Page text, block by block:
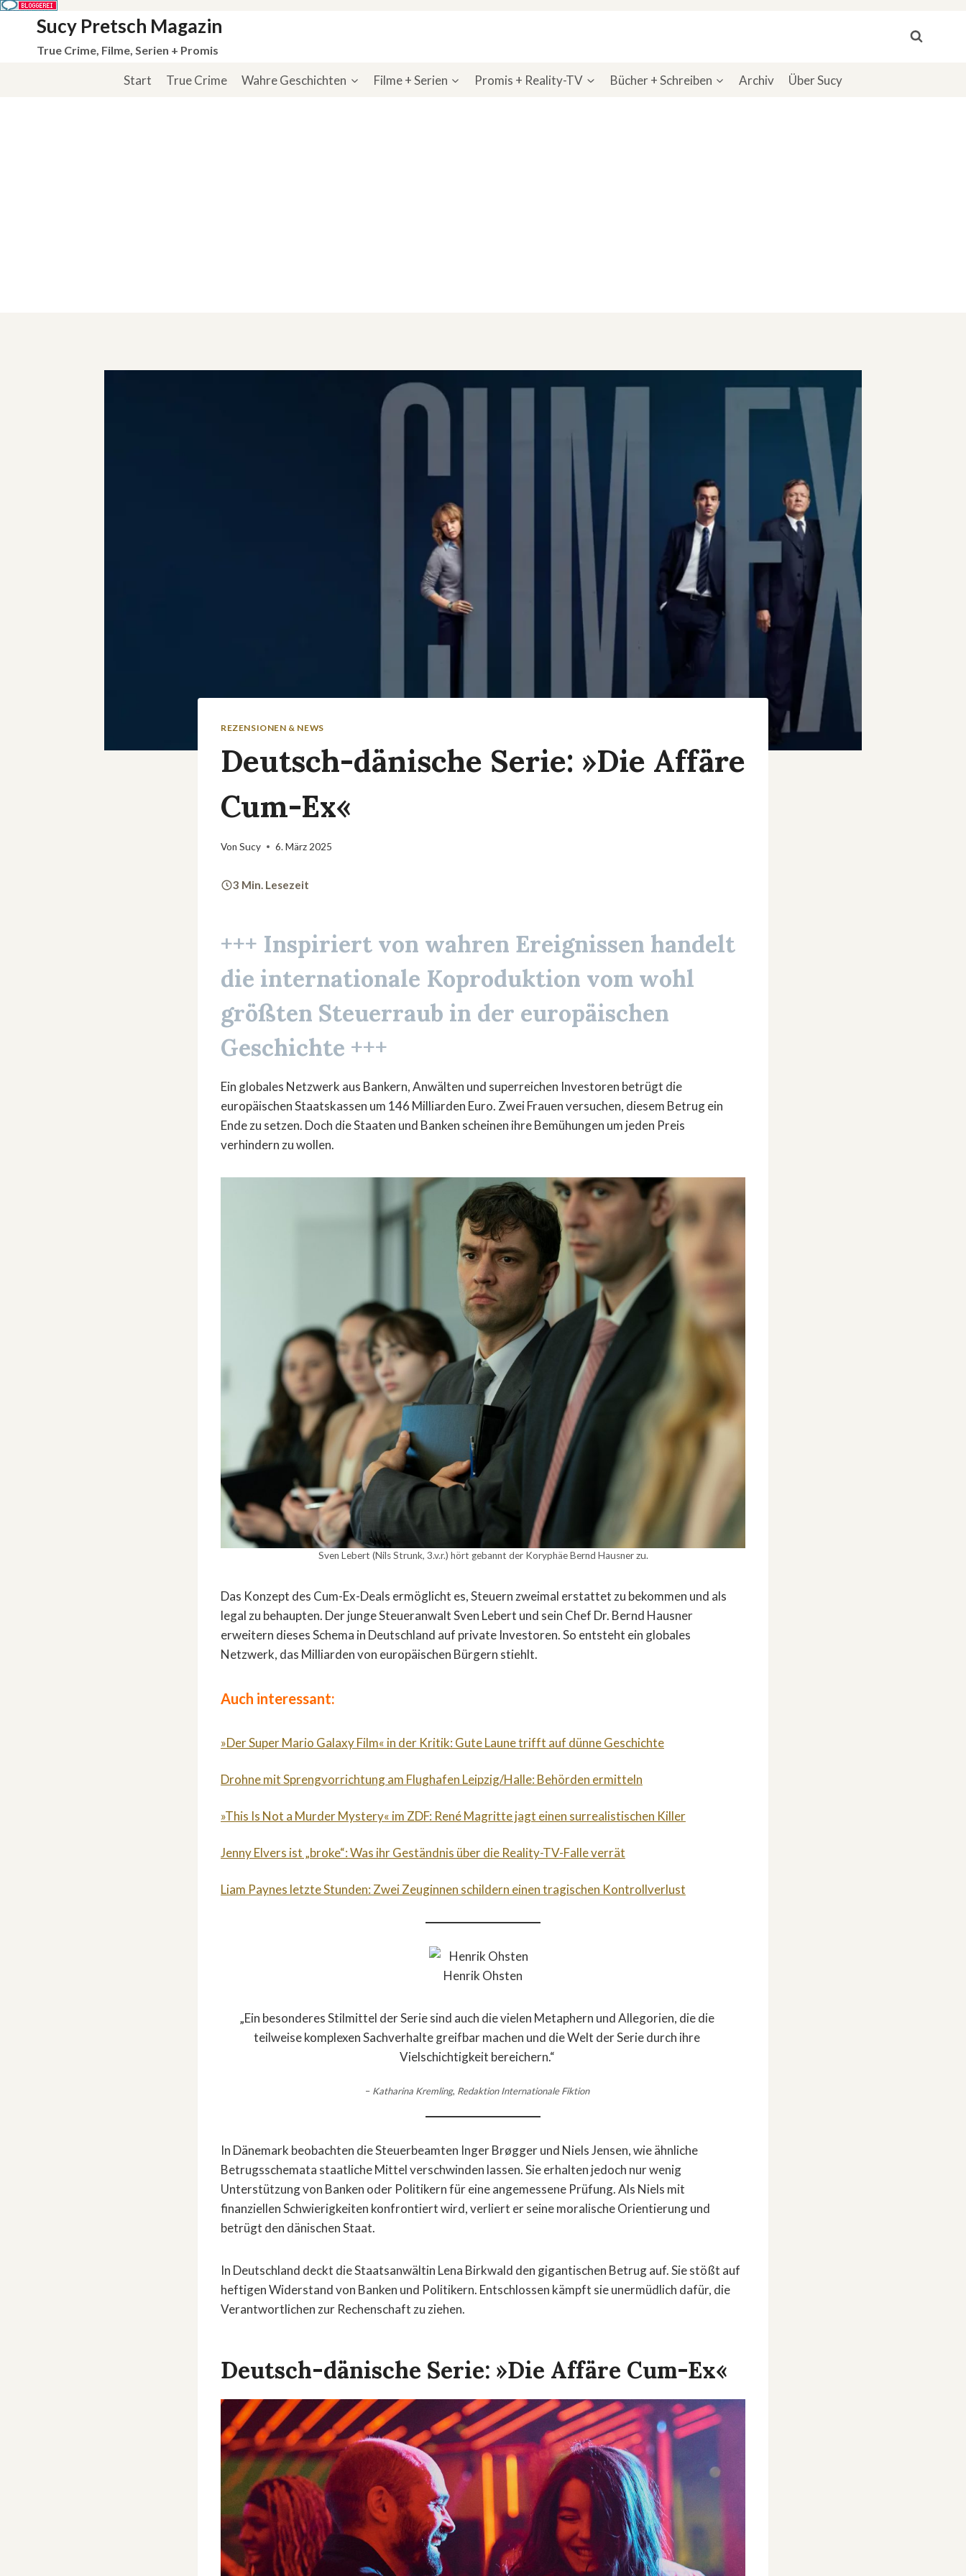
springen
Sucy Pretsch Magazin
True Crime, Filme, Serien + Promis
Start True Crime Wahre Geschichten Filme + Serien Promis + Reality-TV Bücher + Schreiben Archiv Über Sucy
REZENSIONEN & NEWS
Deutsch-dänische Serie: »Die Affäre
Cum-Ex«
Von Sucy 6. März 2025
3 Min. Lesezeit
+++ Inspiriert von wahren Ereignissen handelt
die internationale Koproduktion vom wohl
größten Steuerraub in der europäischen
Geschichte +++
Ein globales Netzwerk aus Bankern, Anwälten und superreichen Investoren betrügt die
europäischen Staatskassen um 146 Milliarden Euro. Zwei Frauen versuchen, diesem Betrug ein
Ende zu setzen. Doch die Staaten und Banken scheinen ihre Bemühungen um jeden Preis
verhindern zu wollen.
Sven Lebert (Nils Strunk, 3.v.r.) hört gebannt der Koryphäe Bernd Hausner zu.
Das Konzept des Cum-Ex-Deals ermöglicht es, Steuern zweimal erstattet zu bekommen und als
legal zu behaupten. Der junge Steueranwalt Sven Lebert und sein Chef Dr. Bernd Hausner
erweitern dieses Schema in Deutschland auf private Investoren. So entsteht ein globales
Netzwerk, das Milliarden von europäischen Bürgern stiehlt.
Auch interessant:
»Der Super Mario Galaxy Film« in der Kritik: Gute Laune trifft auf dünne Geschichte
Drohne mit Sprengvorrichtung am Flughafen Leipzig/Halle: Behörden ermitteln
»This Is Not a Murder Mystery« im ZDF: René Magritte jagt einen surrealistischen Killer
Jenny Elvers ist „broke“: Was ihr Geständnis über die Reality-TV-Falle verrät
Liam Paynes letzte Stunden: Zwei Zeuginnen schildern einen tragischen Kontrollverlust
„Ein besonderes Stilmittel der Serie sind auch die vielen Metaphern und Allegorien, die die
teilweise komplexen Sachverhalte greifbar machen und die Welt der Serie durch ihre
Vielschichtigkeit bereichern.“
– Katharina Kremling, Redaktion Internationale Fiktion
In Dänemark beobachten die Steuerbeamten Inger Brøgger und Niels Jensen, wie ähnliche
Betrugsschemata staatliche Mittel verschwinden lassen. Sie erhalten jedoch nur wenig
Unterstützung von Banken oder Politikern für eine angemessene Prüfung. Als Niels mit
finanziellen Schwierigkeiten konfrontiert wird, verliert er seine moralische Orientierung und
betrügt den dänischen Staat.
In Deutschland deckt die Staatsanwältin Lena Birkwald den gigantischen Betrug auf. Sie stößt auf
heftigen Widerstand von Banken und Politikern. Entschlossen kämpft sie unermüdlich dafür, die
Verantwortlichen zur Rechenschaft zu ziehen.
Deutsch-dänische Serie: »Die Affäre Cum-Ex«